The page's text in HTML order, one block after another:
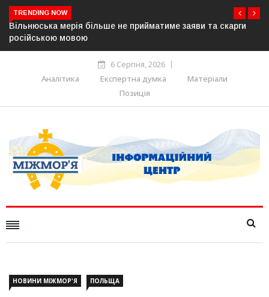
TRENDING NOW
та скарги
В Угорщині можуть обрати нового президента
серпня — фракція «Тиси»
6 Серпня, 2026
Аналітика
Експертна думка
Матеріали
Позиція
НОВИНИ МІЖМОР'Я ПОЛЬЩА